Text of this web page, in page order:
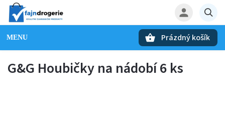
Prázdný košík
G&G Houbičky na nádobí 6 ks